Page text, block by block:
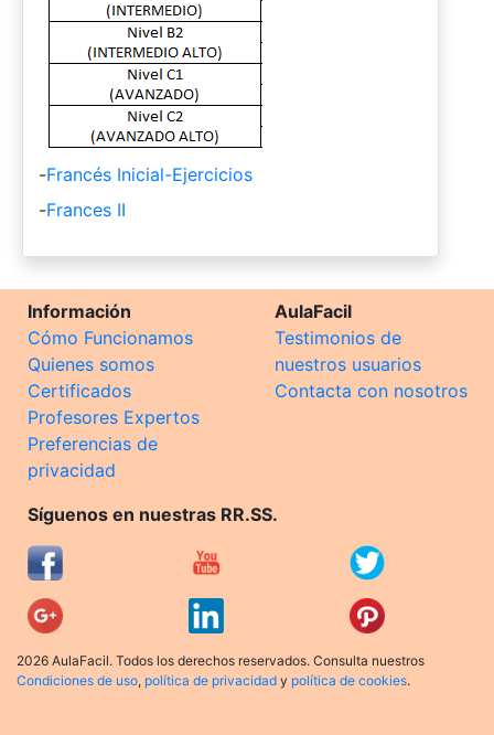
-Francés Inicial-Ejercicios
-Frances II
Información
Cómo Funcionamos
Quienes somos
Certificados
Profesores Expertos
Preferencias de
privacidad
AulaFacil
Testimonios de
nuestros usuarios
Contacta con nosotros
Síguenos en nuestras RR.SS.
2026 AulaFacil. Todos los derechos reservados. Consulta nuestros
Condiciones de uso, política de privacidad y política de cookies.